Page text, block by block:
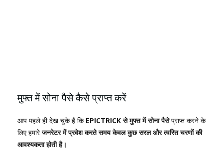
मुफ्त में सोना पैसे कैसे प्राप्त करें
आप पहले ही देख चुके हैं कि EPICTRICK से मुफ्त में सोना पैसेप्राप्त करने के
लिए हमारेजनरेटर में प्रवेश करते समय केवल कुछ सरल और त्वरित चरणों की
आवश्यकता होती है।